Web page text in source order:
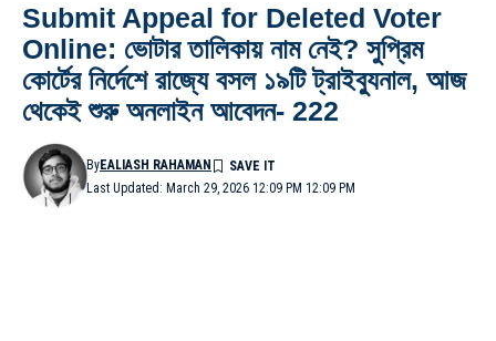
Submit Appeal for Deleted Voter
Online: ভোটার তালিকায় নাম নেই? সুপ্রিম
কোর্টের নির্দেশে রাজ্যে বসল ১৯টি ট্রাইব্যুনাল, আজ
থেকেই শুরু অনলাইন আবেদন- 222
Last Updated: March 29, 2026 12:09 PM 12:09 PM
ByEALIASH RAHAMAN